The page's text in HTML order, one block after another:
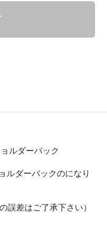
ルダーバック
ルダーバックのになり
差はご了承下さい）